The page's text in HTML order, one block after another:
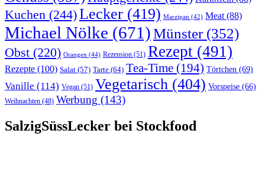
Kuchen (244)Lecker (419) Marzipan (42) Meat (88)
Michael Nölke (671)Münster(352)
Obst (220) Orangen (44) Rezension (51) Rezept (491)
Rezepte (100) Salat (57) Tarte (64) Tea-Time (194) Törtchen (69)
Vanille (114) Vegan (51) Vegetarisch (404) Vorspeise (66)
Weihnachten (48) Werbung (143)
SalzigSüssLecker bei Stockfood